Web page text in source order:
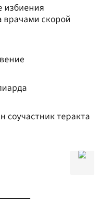
избиения
врачами скорой
соучастник теракта